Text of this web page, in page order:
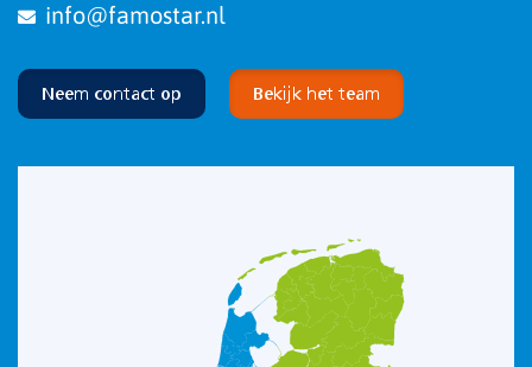
info@famostar.nl
Neem contact op Bekijk het team